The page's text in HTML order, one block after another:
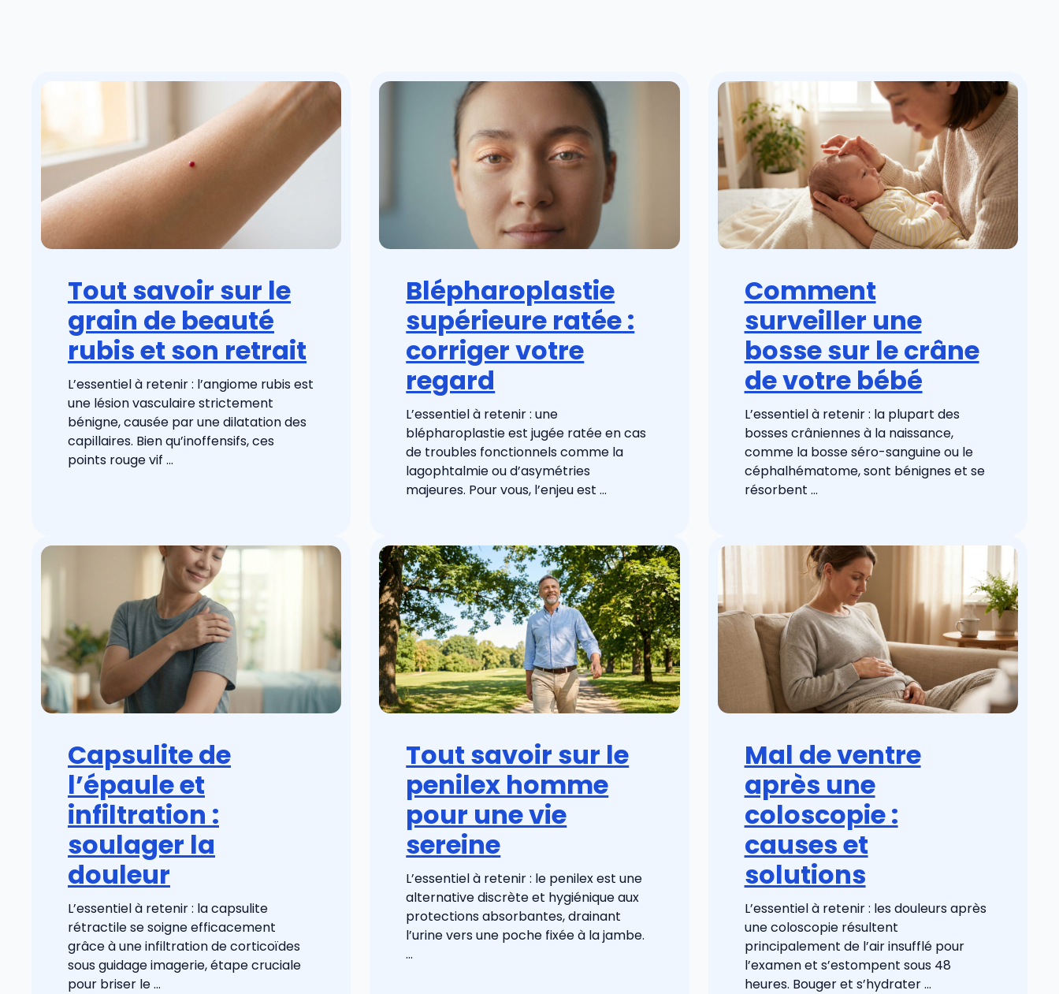
Tout savoir sur le
grain de beauté
rubis et son retrait
L’essentiel à retenir : l’angiome rubis est
une lésion vasculaire strictement
bénigne, causée par une dilatation des
capillaires. Bien qu’inoffensifs, ces
points rouge vif ...
Blépharoplastie
supérieure ratée :
corriger votre
regard
L’essentiel à retenir : une
blépharoplastie est jugée ratée en cas
de troubles fonctionnels comme la
lagophtalmie ou d’asymétries
majeures. Pour vous, l’enjeu est ...
Comment
surveiller une
bosse sur le crâne
de votre bébé
L’essentiel à retenir : la plupart des
bosses crâniennes à la naissance,
comme la bosse séro-sanguine ou le
céphalhématome, sont bénignes et se
résorbent ...
Capsulite de
l’épaule et
infiltration :
soulager la
douleur
L’essentiel à retenir : la capsulite
rétractile se soigne efficacement
grâce à une infiltration de corticoïdes
sous guidage imagerie, étape cruciale
pour briser le ...
Tout savoir sur le
penilex homme
pour une vie
sereine
L’essentiel à retenir : le penilex est une
alternative discrète et hygiénique aux
protections absorbantes, drainant
l’urine vers une poche fixée à la jambe.
...
Mal de ventre
après une
coloscopie :
causes et
solutions
L’essentiel à retenir : les douleurs après
une coloscopie résultent
principalement de l’air insufflé pour
l’examen et s’estompent sous 48
heures. Bouger et s’hydrater ...